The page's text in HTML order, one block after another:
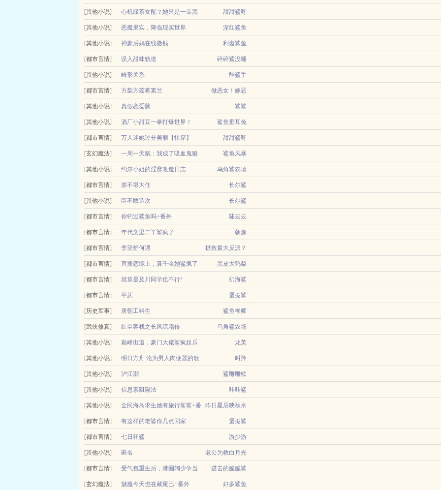
术性熊市。彼时各方游资机构不会...
文案古言甜宠权谋，青梅竹马，（求收藏）晚上900隔日更，男女双洁1v1预收，姊妹篇祭司大人请上塌！，这一本的姊妹篇，南疆女二
下神坛，为她所用文...
[其他小说] 心机绿茶女配？她只是一朵黑
心莲
甜甜鲨呀
小说简介书名心机绿茶女配？她只是一朵黑心莲作者甜甜鲨呀标签已完结快穿古代言情甜宠独宠一见钟情简介评分低是看的人少没人评
冷酷无情的太子都为她侧目...
[其他小说] 恶魔果实，降临现实世界 深红鲨鱼
世界异变，恶魔果实时代降临。原本的大陆被分裂成无数岛屿。规模性热武器消失，现代化载具消失。人类文明被强制固定在航海时代
动漫的人。觉醒开启。所有人都在纠结该选择哪种恶魔果实的时候。而...
[其他小说] 神豪后妈在线撒钱 利齿鲨鱼
小说简介神豪后妈，在线撒钱作者利齿鲨鱼文案胡珍珍穿书了，成了影帝男主那坏透顶的后妈。在原文中，她刚嫁给男主父亲的第二天
上，尖酸刻薄的折磨男主。而她最后的结局，是在男主...
[都市言情] 误入甜味轨道 碎碎鲨没睡
[其他小说] 畸形关系 酷鲨手
黑皮老实巴交受x阴鸷疯批少爷攻江律x傅竞川江律在地下拳场的编号是5567。出招又快又狠，是拳场永不倒下的奇迹。为了筹钱给
[都市言情] 方梨方蕊蒋素兰 做恶女！嫁恶
霸！炮灰女配鲨
疯啦
做恶女！嫁恶霸！炮灰女配鲨疯啦全文阅读，作者万沛沛，男女主角分别是方梨方蕊蒋素兰的年代现代言情重生前世今生小说做恶女！
作，描绘了一段动人心弦的爱情故事，本站无广告干扰...
[其他小说] 真假恋爱脑 鲨鲨
我的男朋友是个极其严重的恋爱脑，事事以我为主。我随口一句想吃荔枝，大晚上的他，居然挂机游戏跑到二十公里外给我买荔枝。朋
足。朋友说的不无道理，而亲人也催着我早...
[其他小说] 酒厂小甜豆一拳打爆世界！ 鲨鱼垂耳兔
酒厂新来了个一个少年，据说是东京当红人气偶像。少年漂亮的不像是人间的造物，就连铃木集团展出的最漂亮的宝石在少年的眼眸前
声细语仿佛和这个充满血腥的世界格格不入。正当有些人恶劣的猜测这是不...
[都市言情] 万人迷她过分美丽【快穿】 甜甜鲨呀
（刚开分，求点点好评）美人第二部在好几个小世界过了美满一生后的清妩，反而生出了一丝恶趣味。接下来，她还想玩更刺激的。万
落神坛，看正经之人清醒沉沦。以为她是那个被争夺的可怜猎物，实际...
[玄幻魔法] 一周一天赋：我成了吸血鬼狼
人串！
鲨鱼风暴
孤儿院出身的男高中生陈浙不小心被超凡生物咬了一口，不得不用人工进化的方式注射血清来进行自救，却没想到，成功后他成了介于
吸血鬼的冰冷互斥，陈浙进化后那本该平缓跳动的心脏浓密如鼓点，几乎每...
[其他小说] 约尔小姐的淫靡改造日志 乌角鲨农场
无边的夜色笼罩着奥斯坦尼亚都的富人区。一栋独栋别墅里，留声机正放着靡靡之音，水晶吊灯下，香槟的气泡还在杯壁里缓慢上升。
的软肉几乎要从低胸礼服里溢出来。别墅的主人国家安全局情报处副处长卡...
[都市言情] 朕不堪大任 长尔鲨
死后，兰微霜穿到了一本书里，成了这个架空朝代那因病弱而心理扭曲一言一行都充斥着亡国之相的暴君。兰微霜咸鱼躺平jpg不过，嗜
早起太艰难，所以早朝就不...
[其他小说] 臣不敢造次 长尔鲨
云清晓穿成了一个招猫逗狗的病弱公子哥，还有了言出必行的能耐他言出，当今皇帝必行。云清晓今日不能再懒惰，我要看完整本论语
如流的启...
[都市言情] 你钓过鲨鱼吗+番外 陆云云
[都市言情] 年代文里二丫鲨疯了 朝豫
[都市言情] 李望舒何遇 拯救最大反派？
要不你还是鲨了
我
直到我重生了十二年，才觉醒了剧本。原来我穿到了一本真假千金文里，成了恶毒真千金女配。剧情即将开始，而我必须得完成原主的
千金，获得全家人的爱很简单，可是嫁给全书最大反派boss，拯救他真...
[都市言情] 直播恋综上，真千金她鲨疯了 黑皮大鸭梨
简介 白芷重生了，上辈子她嫉妒和她交换人生的假千金，用尽手段最后也只落得一个众叛亲离，被网暴，被谩骂的下场，最后还被人
那些人生赢家，让自己挫败的人生不至于过于狼狈。谁知...
[都市言情] 就算是及川同学也不行! 幻海鲨
慢热顿感系x主动肉食系及川在学校附近的房子最近在姐姐的要求下住进了一个女生。因为两个人时间差的问题，一周里，两个人都没有
晚才回家两人有了微妙的第一次见面。及川回家时听到家里有声响以为...
[都市言情] 平仄 蛋挞鲨
常盼从小就知道自己是养女，但性格仍然娇纵。十五岁这年，养父母的亲女儿被接了回来，她不得不回到生母身边。从富二代到穷二代
厌恶方游。...
[历史军事] 唐朝工科生 鲨鱼禅师
玄武门发生了点小事情，没过多久，大唐就换了一个新皇帝。而一只野生的工科生，因为这样那样的原因，来到了此刻的
[武侠修真] 红尘客栈之长风流霜传 乌角鲨农场
[其他小说] 巅峰出道，豪门大佬鲨疯娱乐
圈
龙英
司徒无双接手龙门A级任务，化名黎清，参加。黎清，顾名思义，清理垃圾。选秀初赛，一掌隔空碎大石，震惊全网。选秀半决赛，一袭
枪，巅峰出道。粉丝尖叫黎皇威武，我愿为臣！！！自打黎皇正式...
[其他小说] 明日方舟 沦为男人肉便器的歌
蕾蒂娅幽灵鲨斯卡蒂，以及被
男人所支配成为来者不拒妓院
的罗德岛
叫羚
[其他小说] 沪江潮 鲨雕雕欸
1935的上海留法归国大小姐沈知意沪警备司令部团长徐砚深主编杜清晏三人的情感纠葛和陈景澜的持续挑衅与破坏下突破时代束缚最终
以不同姿态对抗日本势力共同以各自方式守护沪上与彼此（...
[其他小说] 信息素阻隔法 咔咔鲨
[其他小说] 全民海岛求生她有旅行鲨鲨+番
外
昨日星辰映秋水
小说简介全民海岛求生，她有旅行鲨鲨作者昨日星辰映秋水完结番外文案一瞬之间，全球人类穿越到海岛求生。开局一座四平方米的岛
的威胁。抑郁症患者江雪跳海没成功，一头扎...
[都市言情] 有这样的老婆你几点回家 蛋挞鲨
朋友眼里，尤禾的老婆是个渣女。尤禾生病从不见她的踪影，尤禾家里出事也不见她的陪伴，友人1你图她什么？尤禾她长得好看。友人
友人2她到底做什么工作的，怎么永远在...
[都市言情] 七日狂鲨 游少游
文案女主高智商冷静胆大心细心狠手辣一次意外伤害后续的不公审判，让女主与过去按部就班的生活彻底告别。一场为期七天的复仇逃
官方两种视角详...
[其他小说] 匿名 老公为救白月光
女儿，将女儿喂
鲨鱼
[都市言情] 受气包重生后，港圈阔少争当
舔狗
进击的脆脆鲨
[玄幻魔法] 魅魔今天也在藏尾巴+番外 好多鲨鱼